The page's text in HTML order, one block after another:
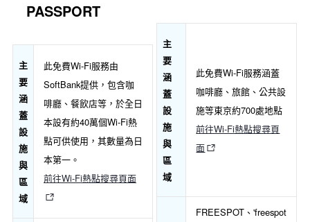
PASSPORT
主
要
涵
蓋
設
施
與
區
域
此免費Wi-Fi服務由
SoftBank提供，包含咖
啡廳、餐飲店等，於全日
本設有約40萬個Wi-Fi熱
點可供使用，其數量為日
本第一。
前往Wi-Fi熱點搜尋頁面
主
要
涵
蓋
設
施
與
區
域
此免費Wi-Fi服務涵蓋
咖啡廳、旅館、公共設
施等東京約700處地點
前往Wi-Fi熱點搜尋頁
面
FREESPOT、'freespot